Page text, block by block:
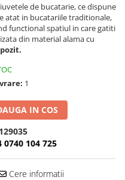
de bucatarie, ce dispune
atat in bucatariile traditionale,
functional spatiul in care gatiti
din material alama cu
1
IN COS
0740 104 725
Cere informatii